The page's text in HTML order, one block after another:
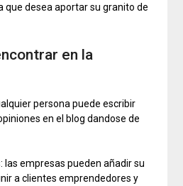
que desea aportar su granito de
en la
persona puede escribir
en el blog dandose de
las empresas pueden añadir su
a clientes emprendedores y